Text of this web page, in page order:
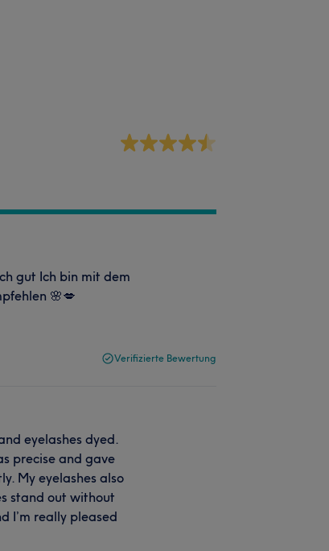
gut Ich bin mit dem
🌸💋
Verifizierte Bewertung
eyelashes dyed.
precise and gave
My eyelashes also
stand out without
I’m really pleased